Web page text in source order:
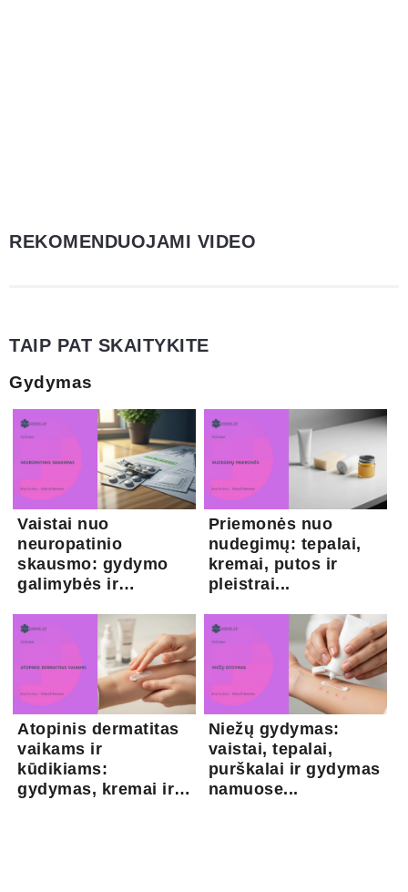
REKOMENDUOJAMI VIDEO
TAIP PAT SKAITYKITE
Gydymas
Vaistai nuo
neuropatinio
skausmo: gydymo
galimybės ir
Priemonės nuo
nudegimų: tepalai,
kremai, putos ir
pleistrai...
Atopinis dermatitas
vaikams ir
kūdikiams:
gydymas, kremai ir
Niežų gydymas:
vaistai, tepalai,
purškalai ir gydymas
namuose...